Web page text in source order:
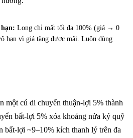
Long chỉ mất tối đa 100% (giá → 0
hạn vì giá tăng được mãi. Luôn dùng
một cú di chuyển thuận-lợi 5% thành
bất-lợi 5% xóa khoảng nửa ký quỹ
bất-lợi ~9–10% kích thanh lý trên đa